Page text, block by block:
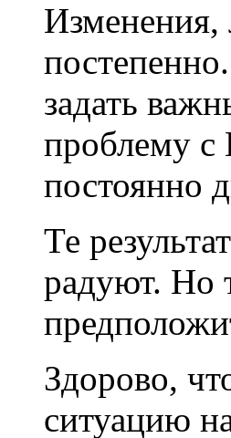
Изменения,
задать
проблему с
постоянно
Те
радуют. Но
Здорово,
ситуацию